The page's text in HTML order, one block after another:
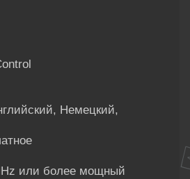
Немецкий,
или более мощный